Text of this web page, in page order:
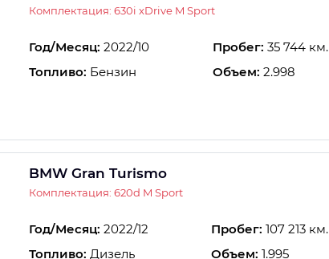
Комплектация: 630i xDrive M Sport
Год/Месяц: 2022/10 Пробег: 35 744 км.
Топливо: Бензин Объем: 2.998
BMW Gran Turismo
Комплектация: 620d M Sport
Год/Месяц: 2022/12 Пробег: 107 213 км.
Топливо: Дизель Объем: 1.995